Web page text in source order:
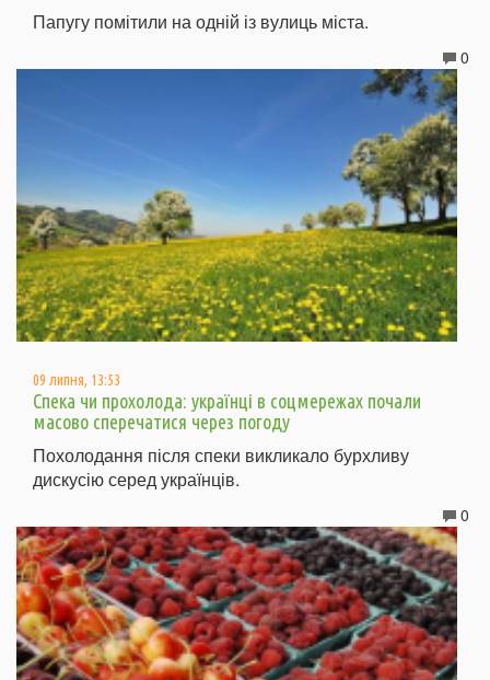
Папугу помітили на одній із вулиць міста.
0
09 липня, 13:53
Спека чи прохолода: українці в соцмережах почали
масово сперечатися через погоду
Похолодання після спеки викликало бурхливу
дискусію серед українців.
0